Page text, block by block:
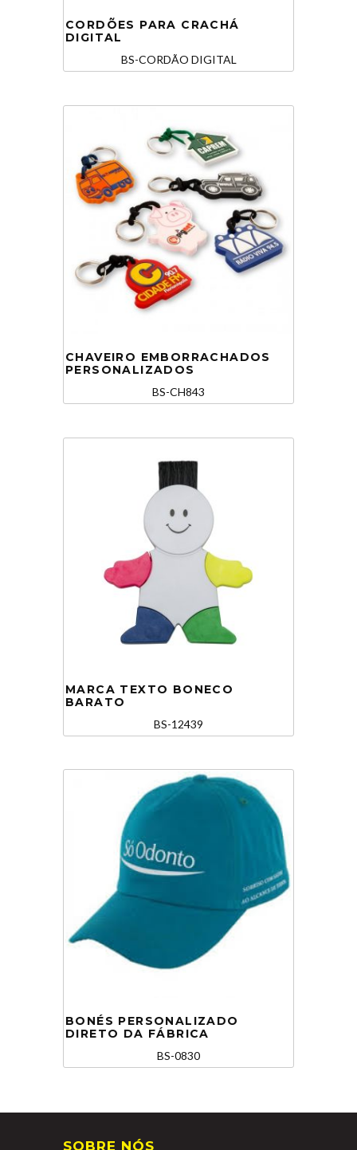
CORDÕES PARA CRACHÁ
DIGITAL
BS-CORDÃO DIGITAL
CHAVEIRO EMBORRACHADOS
PERSONALIZADOS
BS-CH843
MARCA TEXTO BONECO
BARATO
BS-12439
BONÉS PERSONALIZADO
DIRETO DA FÁBRICA
BS-0830
SOBRE NÓS